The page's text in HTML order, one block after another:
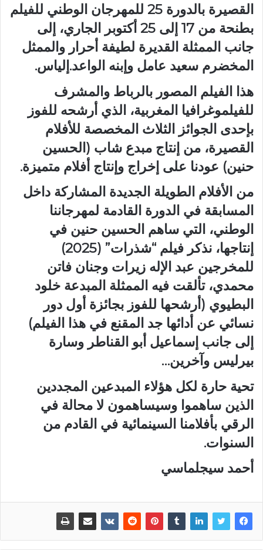
القصيرة بالدورة 25 للمهرجان الوطني للفيلم
بطنحة من 17 إلى 25 أكتوبر الجاري، إلى
جانب الممثلة القديرة لطيفة أحرار والممثل
المخضرم سعيد عامل وإبنه الواعد.إلياس.
هذا الفيلم المصور بالرباط والمشرف
للفيلموغرافيا المغربية، الذي أرشحه للفوز
بإحدى الجوائز الثلاث المخصصة للأفلام
القصيرة، من إنتاج مبدع شاب (الحسين
حنين) عودنا على إخراج وإنتاج أفلام متميزة.
من الأفلام الطويلة الجديدة المشاركة داخل
المسابقة في الدورة القادمة لمهرجاننا
الوطني، التي ساهم الحسين حنين في
إنتاجها، نذكر فيلم “شذرات” (2025)
للمخرجين عبد الإله زيرات وجنان فاتن
محمدي، تألقت فيه الممثلة المبدعة خلود
البطيوي (أرشحها للفوز بجائزة أول دور
نسائي عن أدائها جد المقنع في هذا الفيلم)
إلى جانب إسماعيل أبو القناطر وسارة
بيرليس وآخرين…
تحية حارة لكل هؤلاء المبدعين المجددين
الذين ساهموا وسيساهمون لا محالة في
الرقي بأفلامنا السينمائية في القادم من
السنوات.
أحمد سيجلماسي